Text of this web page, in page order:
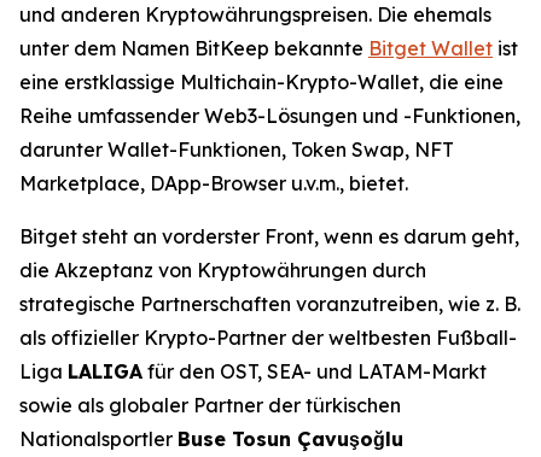
und anderen Kryptowährungspreisen. Die ehemals
unter dem Namen BitKeep bekannte Bitget Wallet ist
eine erstklassige Multichain-Krypto-Wallet, die eine
Reihe umfassender Web3-Lösungen und -Funktionen,
darunter Wallet-Funktionen, Token Swap, NFT
Marketplace, DApp-Browser u.v.m., bietet.
Bitget steht an vorderster Front, wenn es darum geht,
die Akzeptanz von Kryptowährungen durch
strategische Partnerschaften voranzutreiben, wie z. B.
als offizieller Krypto-Partner der weltbesten Fußball-
Liga LALIGA für den OST, SEA- und LATAM-Markt
sowie als globaler Partner der türkischen
Nationalsportler Buse Tosun Çavuşoğlu